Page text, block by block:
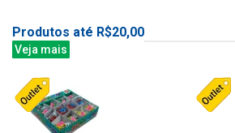
Produtos até R$20,00
Veja mais